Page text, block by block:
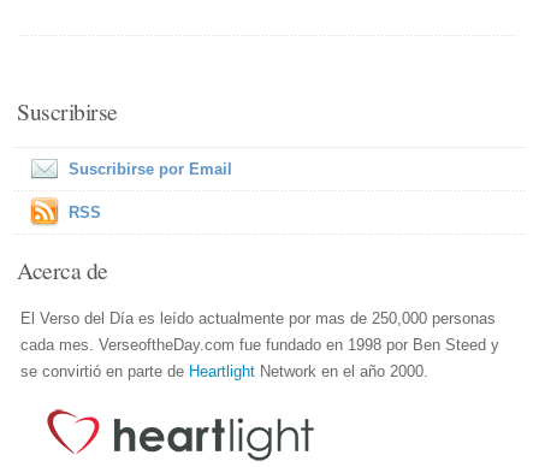
Suscribirse
Suscribirse por Email
RSS
Acerca de
El Verso del Día es leído actualmente por mas de 250,000 personas
cada mes. VerseoftheDay.com fue fundado en 1998 por Ben Steed y
se convirtió en parte de Heartlight Network en el año 2000.